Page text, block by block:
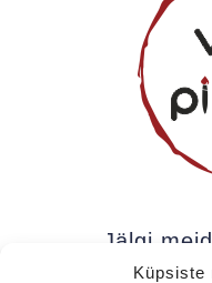
Küpsiste
Jälgi